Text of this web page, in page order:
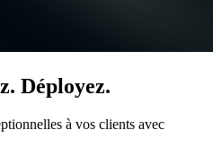
Déployez.
à vos clients avec